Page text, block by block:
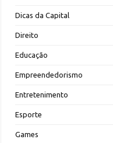
Dicas da Capital
Direito
Educação
Empreendedorismo
Entretenimento
Esporte
Games